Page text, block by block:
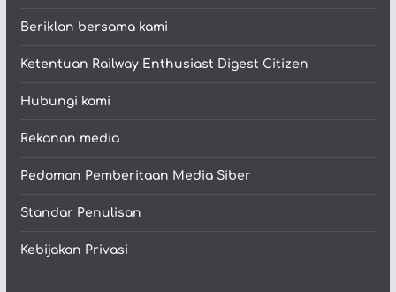
Beriklan bersama kami
Ketentuan Railway Enthusiast Digest Citizen
Hubungi kami
Rekanan media
Pedoman Pemberitaan Media Siber
Standar Penulisan
Kebijakan Privasi